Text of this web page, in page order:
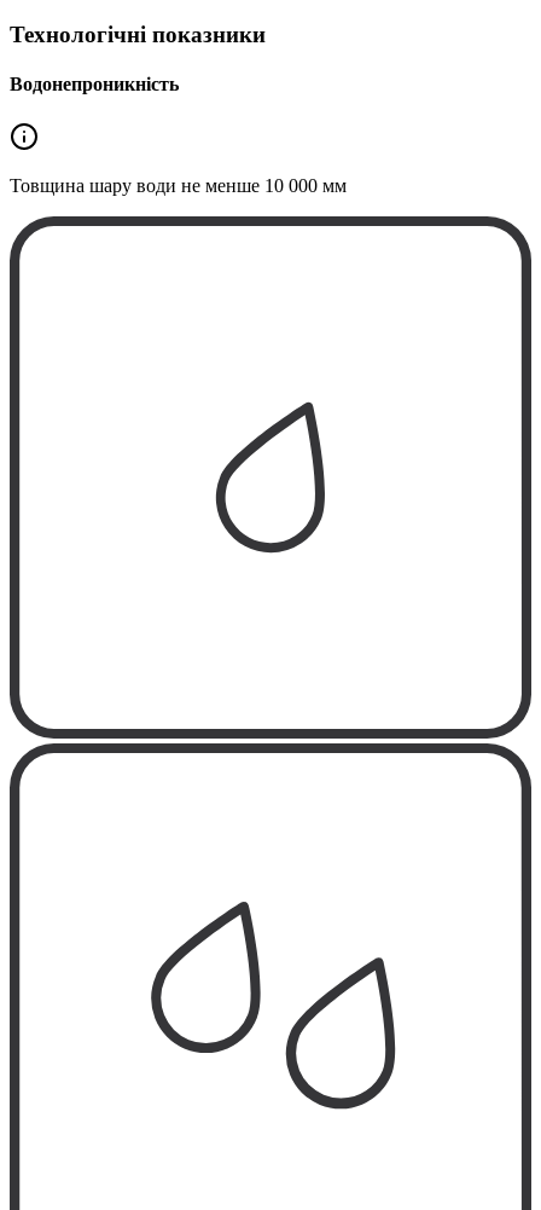
Технологічні показники
Водонепроникність
Товщина шару води не менше 10 000 мм